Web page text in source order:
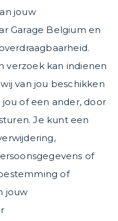
jouw
Garage Belgium en
verzoek kan indienen
van jou beschikken
of een ander, door
Je kunt een
of
of
jouw